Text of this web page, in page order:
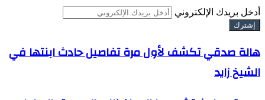
أدخل بريدك الإلكتروني
هالة صدقي تكشف لأول مرة تفاصيل حادث ابنتها في
الشيخ زايد